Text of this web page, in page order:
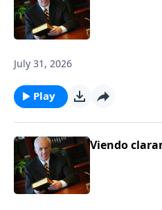
July 31, 2026
Play
Viendo